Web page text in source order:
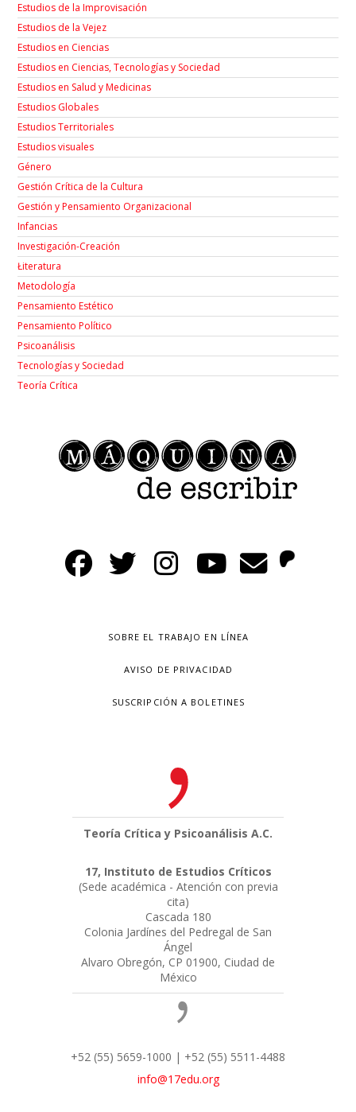
Estudios de la Improvisación
Estudios de la Vejez
Estudios en Ciencias
Estudios en Ciencias, Tecnologías y Sociedad
Estudios en Salud y Medicinas
Estudios Globales
Estudios Territoriales
Estudios visuales
Género
Gestión Crítica de la Cultura
Gestión y Pensamiento Organizacional
Infancias
Investigación-Creación
Łiteratura
Metodología
Pensamiento Estético
Pensamiento Político
Psicoanálisis
Tecnologías y Sociedad
Teoría Crítica
SOBRE EL TRABAJO EN LÍNEA
AVISO DE PRIVACIDAD
SUSCRIPCIÓN A BOLETINES
Teoría Crítica y Psicoanálisis A.C.
17, Instituto de Estudios Críticos
(Sede académica - Atención con previa
cita)
Cascada 180
Colonia Jardínes del Pedregal de San
Ángel
Alvaro Obregón, CP 01900, Ciudad de
México
+52 (55) 5659-1000 | +52 (55) 5511-4488
info@17edu.org